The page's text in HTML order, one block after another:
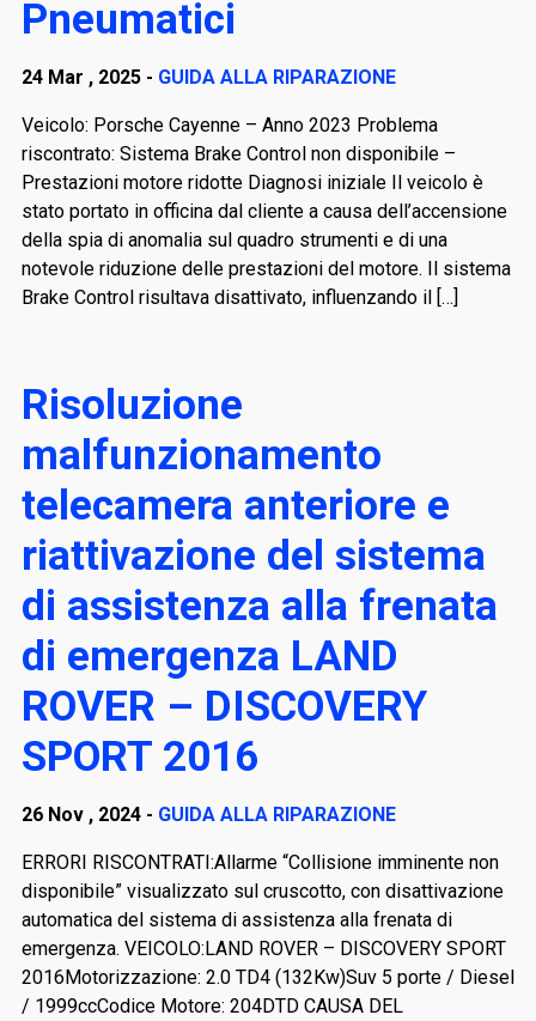
Pneumatici
24 Mar , 2025 - GUIDA ALLA RIPARAZIONE
Veicolo: Porsche Cayenne – Anno 2023 Problema
riscontrato: Sistema Brake Control non disponibile –
Prestazioni motore ridotte Diagnosi iniziale Il veicolo è
stato portato in officina dal cliente a causa dell’accensione
della spia di anomalia sul quadro strumenti e di una
notevole riduzione delle prestazioni del motore. Il sistema
Brake Control risultava disattivato, influenzando il […]
Risoluzione
malfunzionamento
telecamera anteriore e
riattivazione del sistema
di assistenza alla frenata
di emergenza LAND
ROVER – DISCOVERY
SPORT 2016
26 Nov , 2024 - GUIDA ALLA RIPARAZIONE
ERRORI RISCONTRATI:Allarme “Collisione imminente non
disponibile” visualizzato sul cruscotto, con disattivazione
automatica del sistema di assistenza alla frenata di
emergenza. VEICOLO:LAND ROVER – DISCOVERY SPORT
2016Motorizzazione: 2.0 TD4 (132Kw)Suv 5 porte / Diesel
/ 1999ccCodice Motore: 204DTD CAUSA DEL